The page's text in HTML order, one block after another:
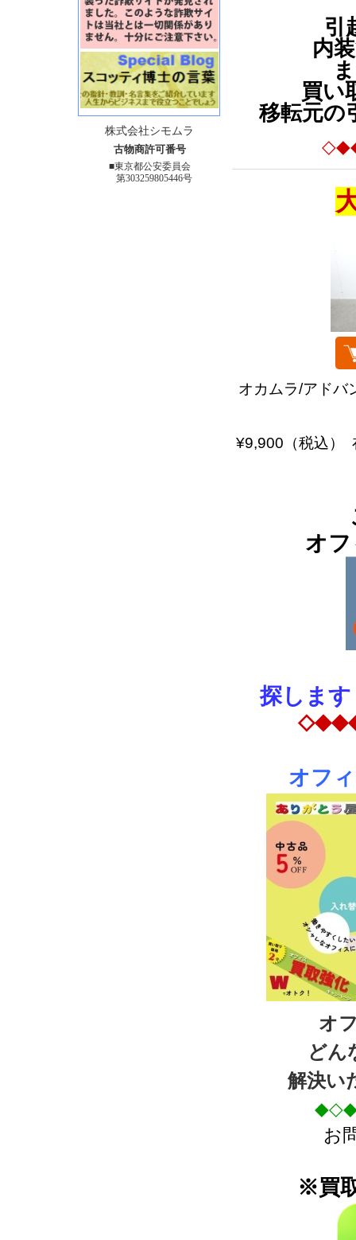
引
内
買い
移転元の
オカムラ/アド
¥9,900（税込
オ
探します
オフ
オ
どん
解決い
お
※買
株式会社シモムラ
古物商許可番号
■東京都公安委員会
第303259805446号